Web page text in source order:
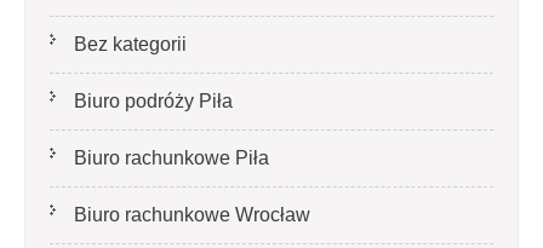
Bez kategorii
Biuro podróży Piła
Biuro rachunkowe Piła
Biuro rachunkowe Wrocław